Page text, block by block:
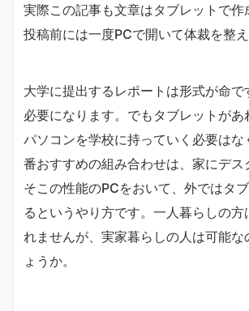
実際この記事も文章はタブレットで作
投稿前には一度PCで開いて体裁を整え
大学に提出するレポートは形式が命で
必要になります。でもタブレットがあ
パソコンを学校に持っていく必要はな
番おすすめの組み合わせは、家にデス
そこの性能のPCをおいて、外ではタ
るというやり方です。一人暮らしの方
れませんが、実家暮らしの人は可能な
ょうか。